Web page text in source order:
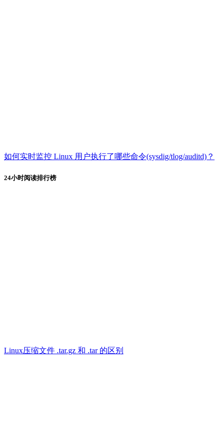
如何实时监控 Linux 用户执行了哪些命令(sysdig/tlog/auditd)？
24小时阅读排行榜
Linux压缩文件 .tar.gz 和 .tar 的区别